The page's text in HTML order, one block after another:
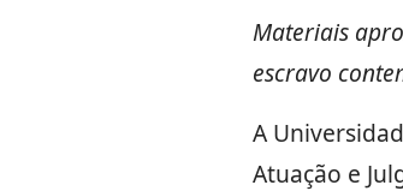
Materiais
escravo
A
Atuação e